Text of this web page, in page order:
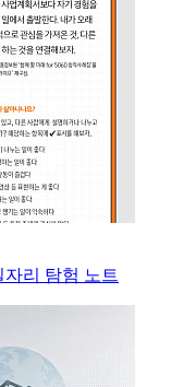
자리 탐험 노트